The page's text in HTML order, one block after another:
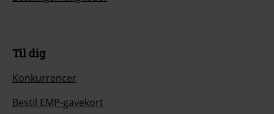
Til dig
Konkurrencer
Bestil EMP-gavekort